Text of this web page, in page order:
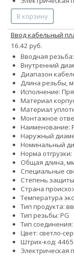
В корзину
Ввод кабельный
16.42 руб.
Вводная
Внутренний
Диапазон
Длина резьбы,
Исполнение:
Материал
Материал
Монтажное
Наименование:
Наружный
Номинальный
Норма отгрузки:
Общая длина,
Специальные
Степень защиты
Страна
Температура
Тип продукта:
Тип резьбы: PG
Тип
Цвет: светло-
Штрих-код:
Электрическая